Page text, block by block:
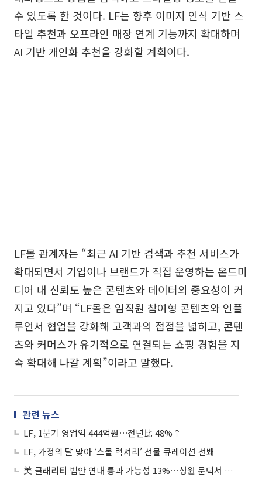
수 있도록 한 것이다. LF는 향후 이미지 인식 기반 스
타일 추천과 오프라인 매장 연계 기능까지 확대하며
AI 기반 개인화 추천을 강화할 계획이다.
LF몰 관계자는 “최근 AI 기반 검색과 추천 서비스가
확대되면서 기업이나 브랜드가 직접 운영하는 온드미
디어 내 신뢰도 높은 콘텐츠와 데이터의 중요성이 커
지고 있다”며 “LF몰은 임직원 참여형 콘텐츠와 인플
루언서 협업을 강화해 고객과의 접점을 넓히고, 콘텐
츠와 커머스가 유기적으로 연결되는 쇼핑 경험을 지
속 확대해 나갈 계획”이라고 말했다.
관련 뉴스
LF, 1분기 영업익 444억원⋯전년比 48%↑
LF, 가정의 달 맞아 ‘스몰 럭셔리’ 선물 큐레이션 선봬
美 클래리티 법안 연내 통과 가능성 13%…상원 문턱서 제동